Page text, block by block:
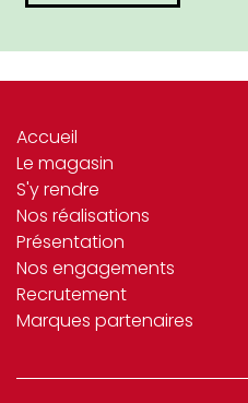
Accueil
Le magasin
S'y rendre
Nos réalisations
Présentation
Nos engagements
Recrutement
Marques partenaires